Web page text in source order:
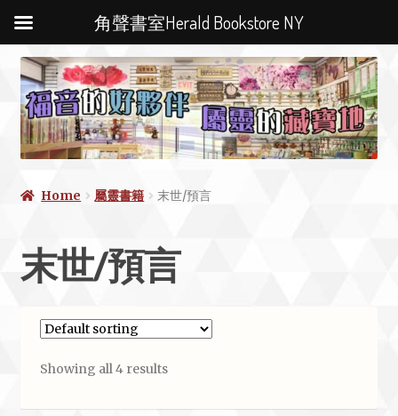
Home 屬靈書籍 末世/預言
末世/預言
Showing all 4 results
角聲書室Herald Bookstore NY